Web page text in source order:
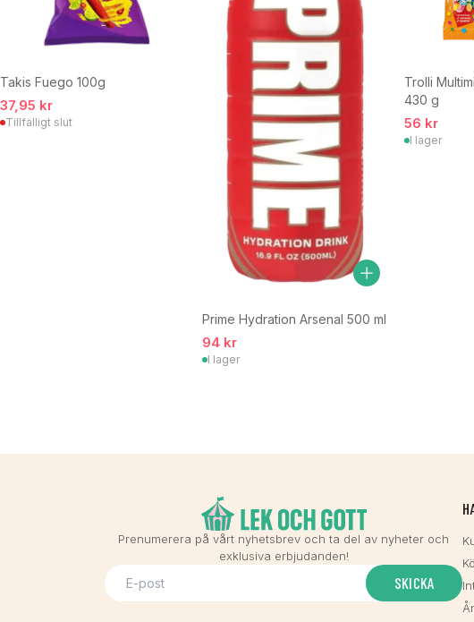
Takis Fuego 100g
37,95 kr
Tillfälligt slut
Prime Hydration Arsenal 500 ml
94 kr
I lager
Trolli
430 g
56 kr
I lager
Prenumerera på vårt nyhetsbrev och ta del av nyheter och
exklusiva erbjudanden!
SKICKA